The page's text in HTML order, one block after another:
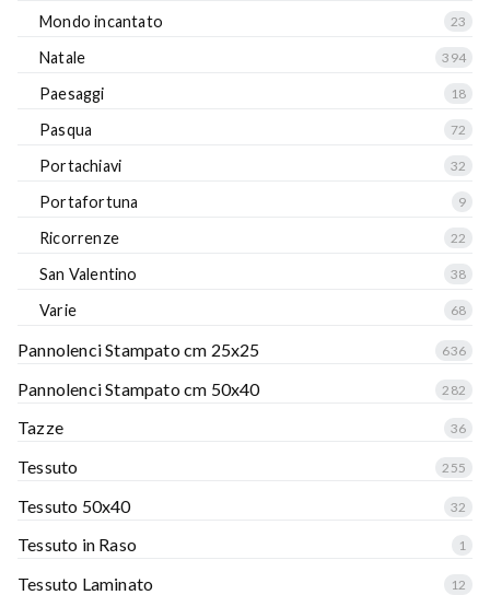
Mondo incantato 23
Natale 394
Paesaggi 18
Pasqua 72
Portachiavi 32
Portafortuna 9
Ricorrenze 22
San Valentino 38
Varie 68
Pannolenci Stampato cm 25x25 636
Pannolenci Stampato cm 50x40 282
Tazze 36
Tessuto 255
Tessuto 50x40 32
Tessuto in Raso 1
Tessuto Laminato 12